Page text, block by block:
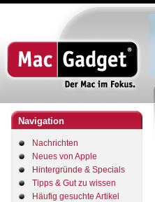
Navigation
Nachrichten
Neues von Apple
Hintergründe & Specials
Tipps & Gut zu wissen
Häufig gesuchte Artikel